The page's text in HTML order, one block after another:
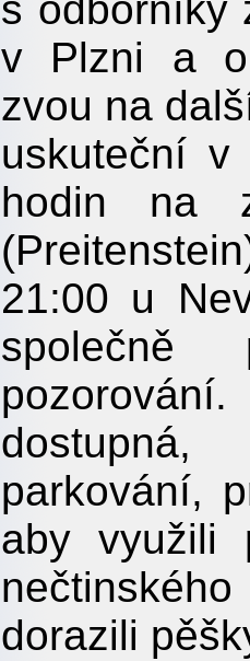
s odborníky
v Plzni a
zvou na
uskuteční
hodin na
21:00 u
společně
parkování,
aby využili
dorazili